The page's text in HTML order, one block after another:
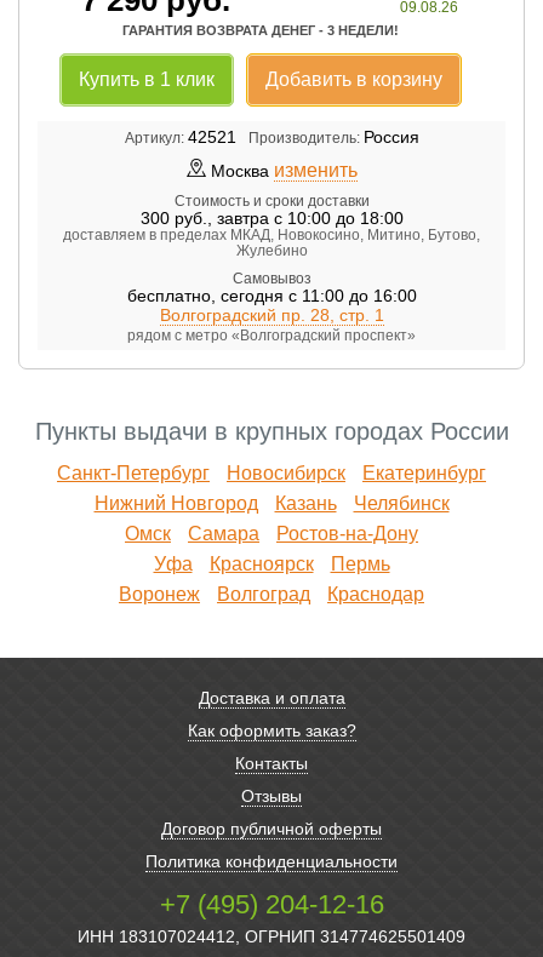
09.08.26
ГАРАНТИЯ ВОЗВРАТА ДЕНЕГ - 3 НЕДЕЛИ!
Купить в 1 клик Добавить в корзину
Артикул: 42521 Производитель: Россия
Москва изменить
Стоимость и сроки доставки
300руб., завтра с 10:00 до 18:00
доставляем в пределах МКАД, Новокосино, Митино, Бутово,
Жулебино
Самовывоз
бесплатно, сегодня с 11:00 до 16:00
Волгоградский пр. 28, стр. 1
рядом с метро «Волгоградский проспект»
Пункты выдачи в крупных городах России
Санкт-Петербург Новосибирск
Екатеринбург
Нижний Новгород
Казань
Челябинск
Омск
Самара
Ростов-на-Дону
Уфа
Красноярск
Пермь
Воронеж
Волгоград Краснодар
Доставка и оплата
Как оформить заказ?
Контакты
Отзывы
Договор публичной оферты
Политика конфиденциальности
+7 (495) 204-12-16
ИНН 183107024412, ОГРНИП 314774625501409